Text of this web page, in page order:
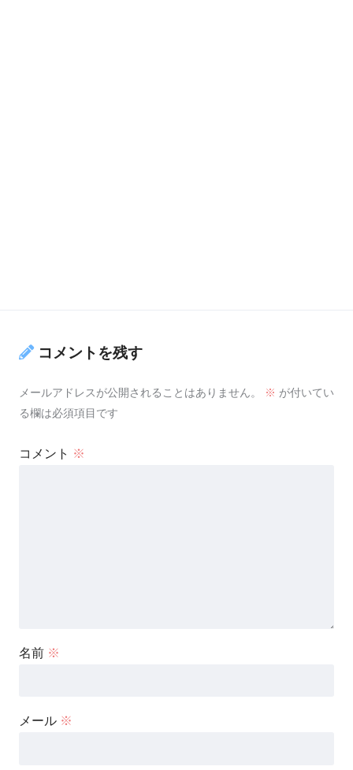
コメントを残す
メールアドレスが公開されることはありません。 ※ が付いてい
る欄は必須項目です
コメント ※
名前 ※
メール ※